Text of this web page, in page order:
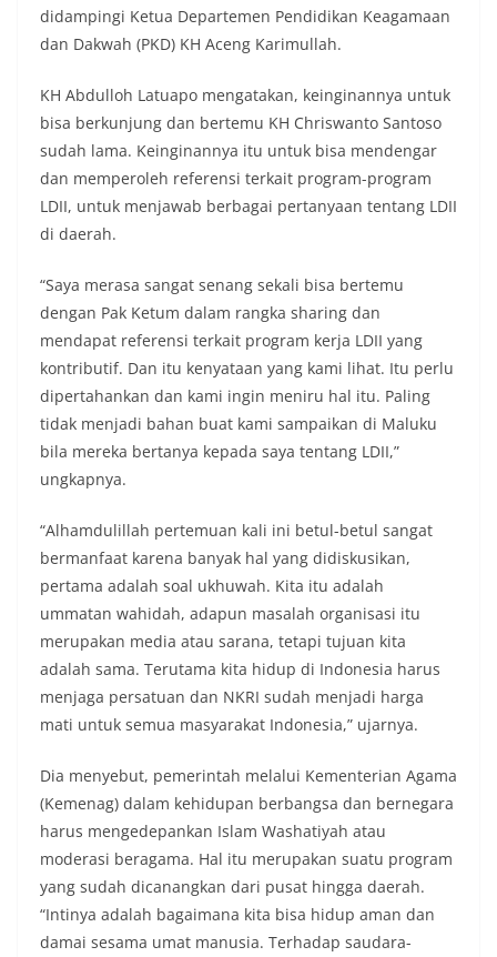
didampingi Ketua Departemen Pendidikan Keagamaan
dan Dakwah (PKD) KH Aceng Karimullah.
KH Abdulloh Latuapo mengatakan, keinginannya untuk
bisa berkunjung dan bertemu KH Chriswanto Santoso
sudah lama. Keinginannya itu untuk bisa mendengar
dan memperoleh referensi terkait program-program
LDII, untuk menjawab berbagai pertanyaan tentang LDII
di daerah.
“Saya merasa sangat senang sekali bisa bertemu
dengan Pak Ketum dalam rangka sharing dan
mendapat referensi terkait program kerja LDII yang
kontributif. Dan itu kenyataan yang kami lihat. Itu perlu
dipertahankan dan kami ingin meniru hal itu. Paling
tidak menjadi bahan buat kami sampaikan di Maluku
bila mereka bertanya kepada saya tentang LDII,”
ungkapnya.
“Alhamdulillah pertemuan kali ini betul-betul sangat
bermanfaat karena banyak hal yang didiskusikan,
pertama adalah soal ukhuwah. Kita itu adalah
ummatan wahidah, adapun masalah organisasi itu
merupakan media atau sarana, tetapi tujuan kita
adalah sama. Terutama kita hidup di Indonesia harus
menjaga persatuan dan NKRI sudah menjadi harga
mati untuk semua masyarakat Indonesia,” ujarnya.
Dia menyebut, pemerintah melalui Kementerian Agama
(Kemenag) dalam kehidupan berbangsa dan bernegara
harus mengedepankan Islam Washatiyah atau
moderasi beragama. Hal itu merupakan suatu program
yang sudah dicanangkan dari pusat hingga daerah.
“Intinya adalah bagaimana kita bisa hidup aman dan
damai sesama umat manusia. Terhadap saudara-